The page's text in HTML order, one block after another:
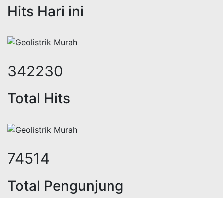
Hits Hari ini
437373
Total Hits
94920
Total Pengunjung